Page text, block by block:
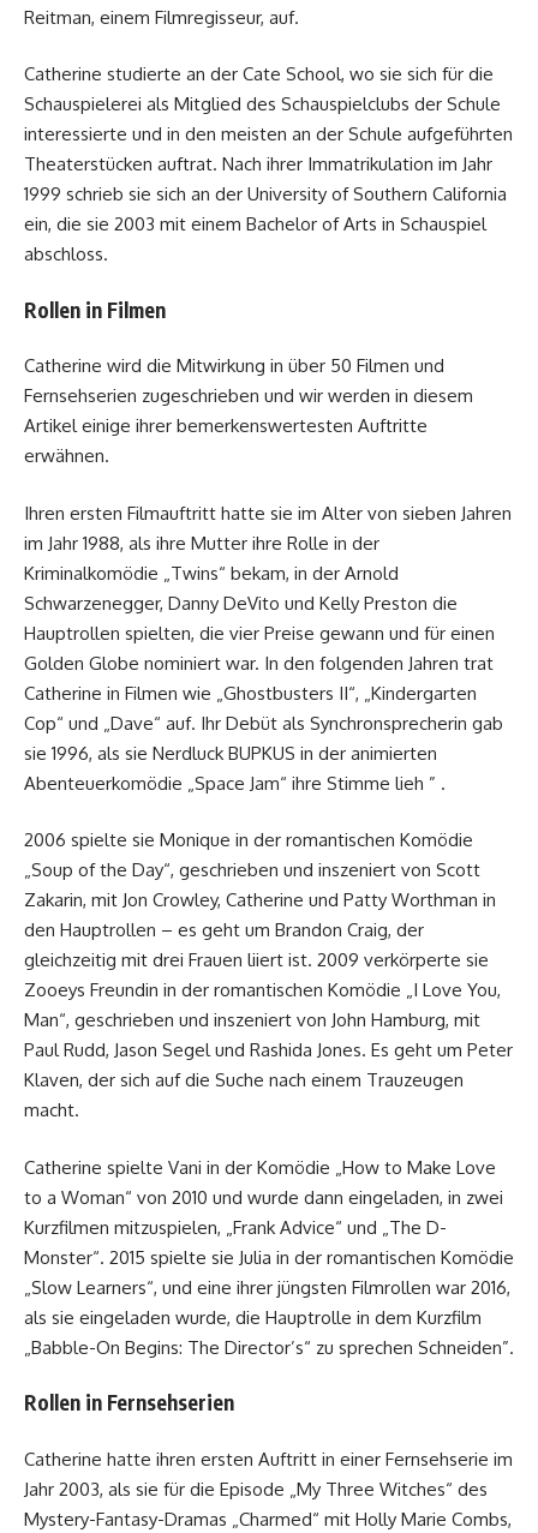
Reitman, einem Filmregisseur, auf.
Catherine studierte an der Cate School, wo sie sich für die
Schauspielerei als Mitglied des Schauspielclubs der Schule
interessierte und in den meisten an der Schule aufgeführten
Theaterstücken auftrat. Nach ihrer Immatrikulation im Jahr
1999 schrieb sie sich an der University of Southern California
ein, die sie 2003 mit einem Bachelor of Arts in Schauspiel
abschloss.
Rollen in Filmen
Catherine wird die Mitwirkung in über 50 Filmen und
Fernsehserien zugeschrieben und wir werden in diesem
Artikel einige ihrer bemerkenswertesten Auftritte
erwähnen.
Ihren ersten Filmauftritt hatte sie im Alter von sieben Jahren
im Jahr 1988, als ihre Mutter ihre Rolle in der
Kriminalkomödie „Twins“ bekam, in der Arnold
Schwarzenegger, Danny DeVito und Kelly Preston die
Hauptrollen spielten, die vier Preise gewann und für einen
Golden Globe nominiert war. In den folgenden Jahren trat
Catherine in Filmen wie „Ghostbusters II“, „Kindergarten
Cop“ und „Dave“ auf. Ihr Debüt als Synchronsprecherin gab
sie 1996, als sie Nerdluck BUPKUS in der animierten
Abenteuerkomödie „Space Jam“ ihre Stimme lieh ” .
2006 spielte sie Monique in der romantischen Komödie
„Soup of the Day“, geschrieben und inszeniert von Scott
Zakarin, mit Jon Crowley, Catherine und Patty Worthman in
den Hauptrollen – es geht um Brandon Craig, der
gleichzeitig mit drei Frauen liiert ist. 2009 verkörperte sie
Zooeys Freundin in der romantischen Komödie „I Love You,
Man“, geschrieben und inszeniert von John Hamburg, mit
Paul Rudd, Jason Segel und Rashida Jones. Es geht um Peter
Klaven, der sich auf die Suche nach einem Trauzeugen
macht.
Catherine spielte Vani in der Komödie „How to Make Love
to a Woman“ von 2010 und wurde dann eingeladen, in zwei
Kurzfilmen mitzuspielen, „Frank Advice“ und „The D-
Monster“. 2015 spielte sie Julia in der romantischen Komödie
„Slow Learners“, und eine ihrer jüngsten Filmrollen war 2016,
als sie eingeladen wurde, die Hauptrolle in dem Kurzfilm
„Babble-On Begins: The Director’s“ zu sprechen Schneiden”.
Rollen in Fernsehserien
Catherine hatte ihren ersten Auftritt in einer Fernsehserie im
Jahr 2003, als sie für die Episode „My Three Witches“ des
Mystery-Fantasy-Dramas „Charmed“ mit Holly Marie Combs,